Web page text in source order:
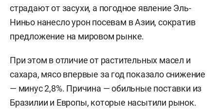
страдают от засухи, а погодное явление Эль-
Ниньо нанесло урон посевам в Азии, сократив
предложение на мировом рынке.
При этом в отличие от растительных масел и
сахара, мясо впервые за год показало снижение
— минус 2,8%. Причина — обильные поставки из
Бразилии и Европы, которые насытили рынок.